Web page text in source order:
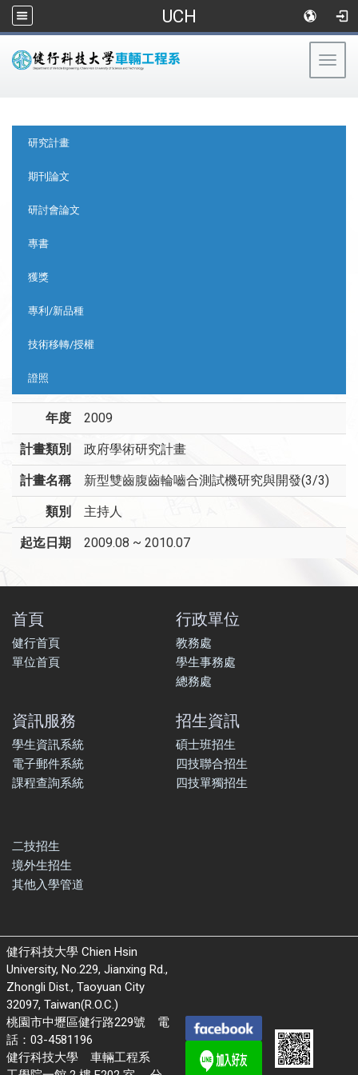
UCH
研究計畫
期刊論文
研討會論文
專書
獲獎
專利/新品種
技術移轉/授權
證照
年度 2009
計畫類別 政府學術研究計畫
計畫名稱 新型雙齒腹齒輪嚙合測試機研究與開發(3/3)
類別 主持人
起迄日期 2009.08 ~ 2010.07
首頁
健行首頁
單位首頁
行政單位
教務處
學生事務處
總務處
資訊服務
學生資訊系統
電子郵件系統
課程查詢系統
招生資訊
碩士班招生
四技聯合招生
四技單獨招生
二技招生
境外生招生
其他入學管道
健行科技大學 Chien Hsin
University, No.229, Jianxing Rd.,
Zhongli Dist., Taoyuan City
32097, Taiwan(R.O.C.)
桃園市中壢區健行路229號 電
話：03-4581196
健行科技大學 車輛工程系